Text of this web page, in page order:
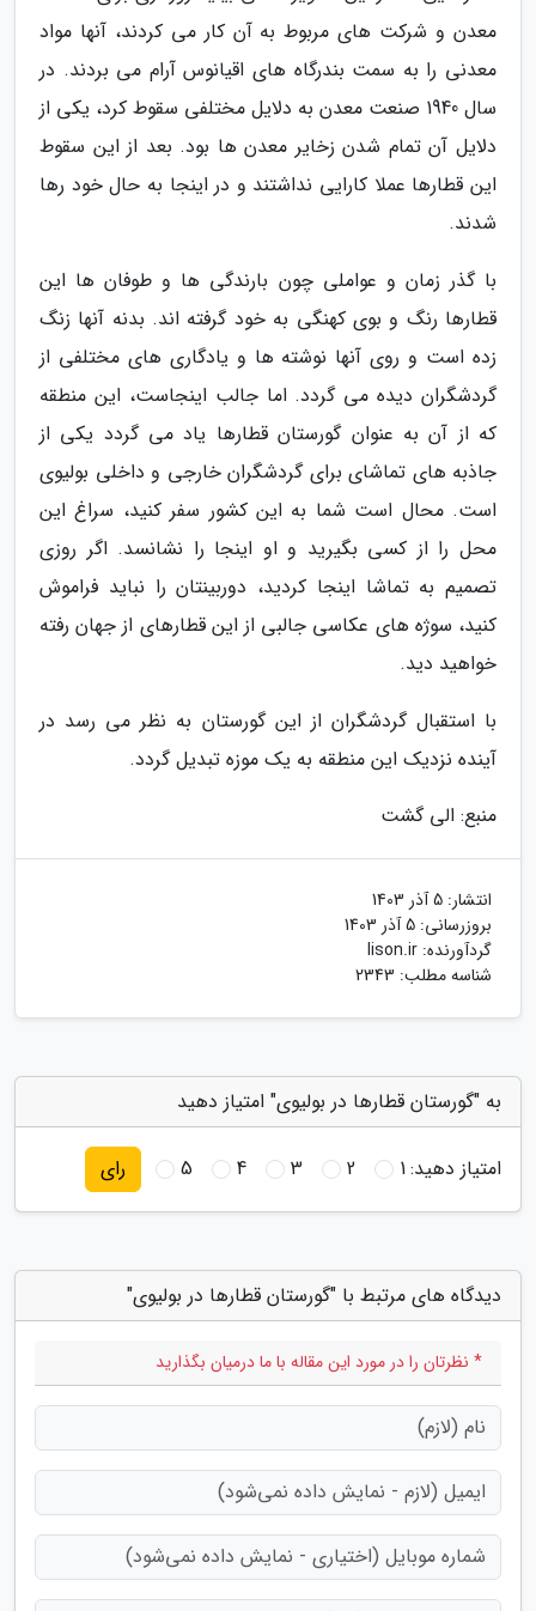
معدن و شرکت های مربوط به آن کار می کردند، آنها مواد
معدنی را به سمت بندرگاه های اقیانوس آرام می بردند. در
سال 1940 صنعت معدن به دلایل مختلفی سقوط کرد، یکی از
دلایل آن تمام شدن زخایر معدن ها بود. بعد از این سقوط
این قطارها عملا کارایی نداشتند و در اینجا به حال خود رها
شدند.
با گذر زمان و عواملی چون بارندگی ها و طوفان ها این
قطارها رنگ و بوی کهنگی به خود گرفته اند. بدنه آنها زنگ
زده است و روی آنها نوشته ها و یادگاری های مختلفی از
گردشگران دیده می گردد. اما جالب اینجاست، این منطقه
که از آن به عنوان گورستان قطارها یاد می گردد یکی از
جاذبه های تماشای برای گردشگران خارجی و داخلی بولیوی
است. محال است شما به این کشور سفر کنید، سراغ این
محل را از کسی بگیرید و او اینجا را نشانسد. اگر روزی
تصمیم به تماشا اینجا کردید، دوربینتان را نباید فراموش
کنید، سوژه های عکاسی جالبی از این قطارهای از جهان رفته
خواهید دید.
با استقبال گردشگران از این گورستان به نظر می رسد در
آینده نزدیک این منطقه به یک موزه تبدیل گردد.
منبع: الی گشت
انتشار: 5 آذر 1403
بروزرسانی: 5 آذر 1403
گردآورنده: lison.ir
شناسه مطلب: 2343
به "گورستان قطارها در بولیوی" امتیاز دهید
امتیاز دهید:1
2
3
4
5 رای
دیدگاه های مرتبط با "گورستان قطارها در بولیوی"
* نظرتان را در مورد این مقاله با ما درمیان بگذارید